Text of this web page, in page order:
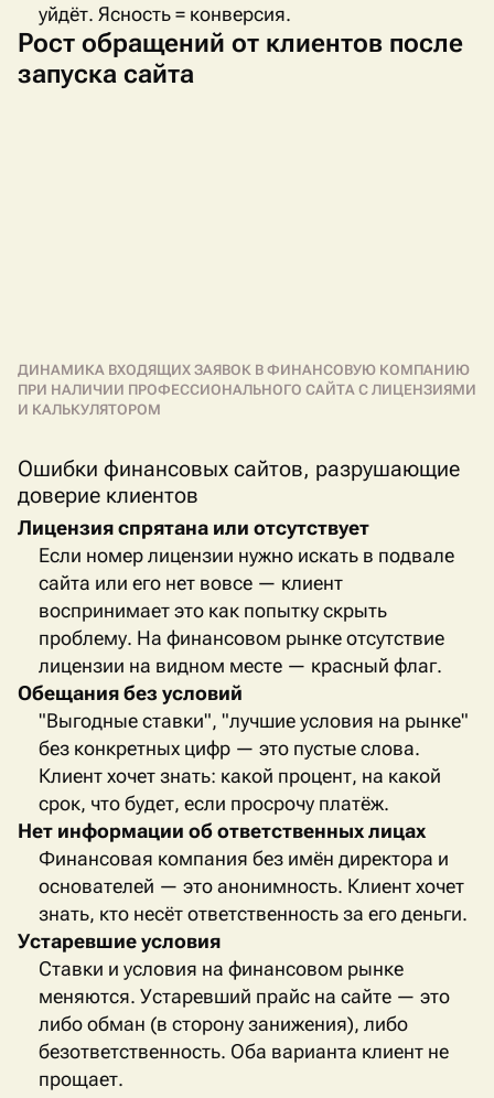
уйдёт. Ясность = конверсия.
Рост обращений от клиентов после
запуска сайта
ДИНАМИКА ВХОДЯЩИХ ЗАЯВОК В ФИНАНСОВУЮ КОМПАНИЮ
ПРИ НАЛИЧИИ ПРОФЕССИОНАЛЬНОГО САЙТА С ЛИЦЕНЗИЯМИ
И КАЛЬКУЛЯТОРОМ
Ошибки финансовых сайтов, разрушающие
доверие клиентов
Лицензия спрятана или отсутствует
Если номер лицензии нужно искать в подвале
сайта или его нет вовсе — клиент
воспринимает это как попытку скрыть
проблему. На финансовом рынке отсутствие
лицензии на видном месте — красный флаг.
Обещания без условий
"Выгодные ставки", "лучшие условия на рынке"
без конкретных цифр — это пустые слова.
Клиент хочет знать: какой процент, на какой
срок, что будет, если просрочу платёж.
Нет информации об ответственных лицах
Финансовая компания без имён директора и
основателей — это анонимность. Клиент хочет
знать, кто несёт ответственность за его деньги.
Устаревшие условия
Ставки и условия на финансовом рынке
меняются. Устаревший прайс на сайте — это
либо обман (в сторону занижения), либо
безответственность. Оба варианта клиент не
прощает.